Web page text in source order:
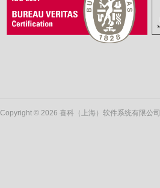
Copyright © 2026 喜科（上海）软件系统有限公